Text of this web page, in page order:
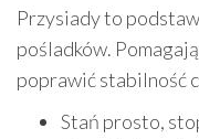
Przysiady to
pośladków.
poprawić stabilność
Stań prosto,